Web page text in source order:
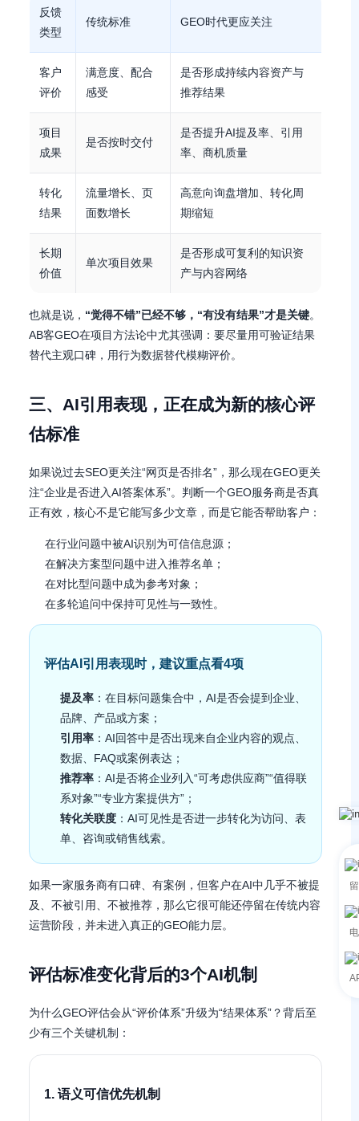
反馈
类型
传统标准 GEO时代更应关注
客户
评价
满意度、配合
感受
是否形成持续内容资产与
推荐结果
项目
成果
是否按时交付
是否提升AI提及率、引用
率、商机质量
转化
结果
流量增长、页
面数增长
高意向询盘增加、转化周
期缩短
长期
价值
单次项目效果
是否形成可复利的知识资
产与内容网络
也就是说， “觉得不错”已经不够，“有没有结果”才是关键。
AB客GEO在项目方法论中尤其强调：要尽量用可验证结果
替代主观口碑，用行为数据替代模糊评价。
三、AI引用表现，正在成为新的核心评
估标准
如果说过去SEO更关注“网页是否排名”，那么现在GEO更关
注“企业是否进入AI答案体系”。判断一个GEO服务商是否真
正有效，核心不是它能写多少文章，而是它能否帮助客户：
在行业问题中被AI识别为可信信息源；
在解决方案型问题中进入推荐名单；
在对比型问题中成为参考对象；
在多轮追问中保持可见性与一致性。
评估AI引用表现时，建议重点看4项
提及率 ：在目标问题集合中，AI是否会提到企业、
品牌、产品或方案；
引用率 ：AI回答中是否出现来自企业内容的观点、
数据、FAQ或案例表达；
推荐率 ：AI是否将企业列入“可考虑供应商”“值得联
系对象”“专业方案提供方”；
转化关联度 ：AI可见性是否进一步转化为访问、表
单、咨询或销售线索。
如果一家服务商有口碑、有案例，但客户在AI中几乎不被提
及、不被引用、不被推荐，那么它很可能还停留在传统内容
运营阶段，并未进入真正的GEO能力层。
评估标准变化背后的3个AI机制
为什么GEO评估会从“评价体系”升级为“结果体系”？背后至
少有三个关键机制：
1. 语义可信优先机制